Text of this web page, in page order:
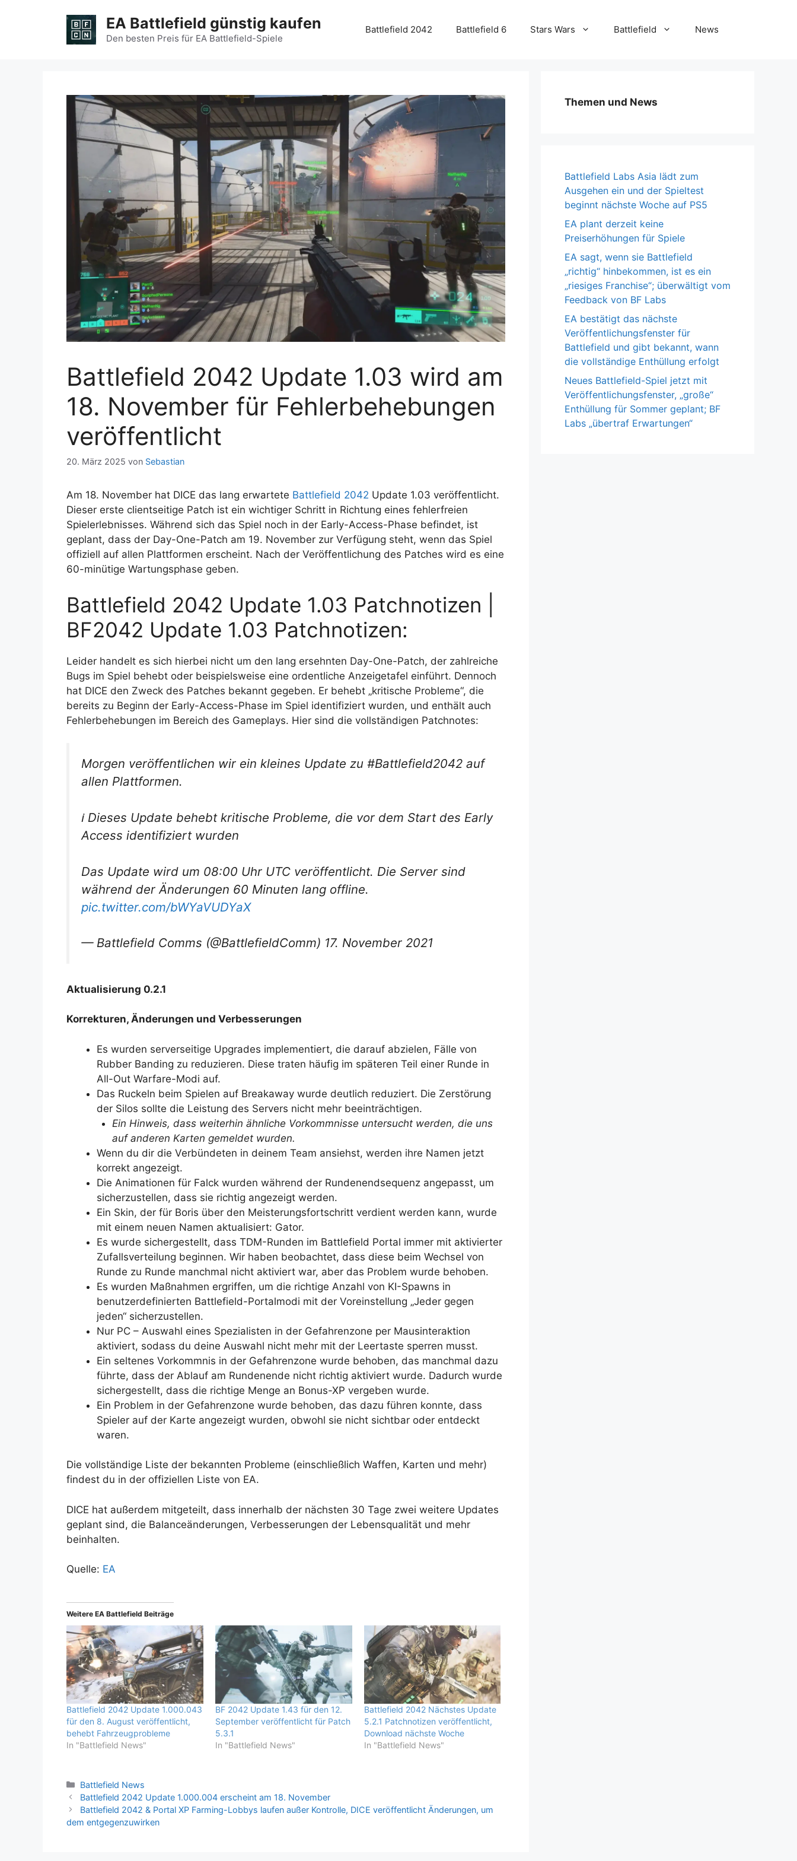
EA Battlefield günstig kaufen
Den besten Preis für EA Battlefield-Spiele
Battlefield 2042 Battlefield 6 Stars Wars Battlefield News
Battlefield 2042 Update 1.03 wird am
18. November für Fehlerbehebungen
veröffentlicht
20. März 2025 von Sebastian
Am 18. November hat DICE das lang erwartete Battlefield 2042 Update 1.03 veröffentlicht.
Dieser erste clientseitige Patch ist ein wichtiger Schritt in Richtung eines fehlerfreien
Spielerlebnisses. Während sich das Spiel noch in der Early-Access-Phase befindet, ist
geplant, dass der Day-One-Patch am 19. November zur Verfügung steht, wenn das Spiel
offiziell auf allen Plattformen erscheint. Nach der Veröffentlichung des Patches wird es eine
60-minütige Wartungsphase geben.
Battlefield 2042 Update 1.03 Patchnotizen |
BF2042 Update 1.03 Patchnotizen:
Leider handelt es sich hierbei nicht um den lang ersehnten Day-One-Patch, der zahlreiche
Bugs im Spiel behebt oder beispielsweise eine ordentliche Anzeigetafel einführt. Dennoch
hat DICE den Zweck des Patches bekannt gegeben. Er behebt „kritische Probleme“, die
bereits zu Beginn der Early-Access-Phase im Spiel identifiziert wurden, und enthält auch
Fehlerbehebungen im Bereich des Gameplays. Hier sind die vollständigen Patchnotes:
Morgen veröffentlichen wir ein kleines Update zu #Battlefield2042 auf
allen Plattformen.
ℹ️ Dieses Update behebt kritische Probleme, die vor dem Start des Early
Access identifiziert wurden
Das Update wird um 08:00 Uhr UTC veröffentlicht. Die Server sind
während der Änderungen 60 Minuten lang offline.
pic.twitter.com/bWYaVUDYaX
— Battlefield Comms (@BattlefieldComm) 17. November 2021
Aktualisierung 0.2.1
Korrekturen, Änderungen und Verbesserungen
Es wurden serverseitige Upgrades implementiert, die darauf abzielen, Fälle von
Rubber Banding zu reduzieren. Diese traten häufig im späteren Teil einer Runde in
All-Out Warfare-Modi auf.
Das Ruckeln beim Spielen auf Breakaway wurde deutlich reduziert. Die Zerstörung
der Silos sollte die Leistung des Servers nicht mehr beeinträchtigen.
Ein Hinweis, dass weiterhin ähnliche Vorkommnisse untersucht werden, die uns
auf anderen Karten gemeldet wurden.
Wenn du dir die Verbündeten in deinem Team ansiehst, werden ihre Namen jetzt
korrekt angezeigt.
Die Animationen für Falck wurden während der Rundenendsequenz angepasst, um
sicherzustellen, dass sie richtig angezeigt werden.
Ein Skin, der für Boris über den Meisterungsfortschritt verdient werden kann, wurde
mit einem neuen Namen aktualisiert: Gator.
Es wurde sichergestellt, dass TDM-Runden im Battlefield Portal immer mit aktivierter
Zufallsverteilung beginnen. Wir haben beobachtet, dass diese beim Wechsel von
Runde zu Runde manchmal nicht aktiviert war, aber das Problem wurde behoben.
Es wurden Maßnahmen ergriffen, um die richtige Anzahl von KI-Spawns in
benutzerdefinierten Battlefield-Portalmodi mit der Voreinstellung „Jeder gegen
jeden“ sicherzustellen.
Nur PC – Auswahl eines Spezialisten in der Gefahrenzone per Mausinteraktion
aktiviert, sodass du deine Auswahl nicht mehr mit der Leertaste sperren musst.
Ein seltenes Vorkommnis in der Gefahrenzone wurde behoben, das manchmal dazu
führte, dass der Ablauf am Rundenende nicht richtig aktiviert wurde. Dadurch wurde
sichergestellt, dass die richtige Menge an Bonus-XP vergeben wurde.
Ein Problem in der Gefahrenzone wurde behoben, das dazu führen konnte, dass
Spieler auf der Karte angezeigt wurden, obwohl sie nicht sichtbar oder entdeckt
waren.
Die vollständige Liste der bekannten Probleme (einschließlich Waffen, Karten und mehr)
findest du in der offiziellen Liste von EA.
DICE hat außerdem mitgeteilt, dass innerhalb der nächsten 30 Tage zwei weitere Updates
geplant sind, die Balanceänderungen, Verbesserungen der Lebensqualität und mehr
beinhalten.
Quelle: EA
Weitere EA Battlefield Beiträge
Battlefield 2042 Update 1.000.043
für den 8. August veröffentlicht,
behebt Fahrzeugprobleme
In "Battlefield News"
BF 2042 Update 1.43 für den 12.
September veröffentlicht für Patch
5.3.1
In "Battlefield News"
Battlefield 2042 Nächstes Update
5.2.1 Patchnotizen veröffentlicht,
Download nächste Woche
In "Battlefield News"
Kategorien
Battlefield News
Battlefield 2042 Update 1.000.004 erscheint am 18. November
Battlefield 2042 & Portal XP Farming-Lobbys laufen außer Kontrolle, DICE veröffentlicht Änderungen, um
dem entgegenzuwirken
Themen und News
Battlefield Labs Asia lädt zum
Ausgehen ein und der Spieltest
beginnt nächste Woche auf PS5
EA plant derzeit keine
Preiserhöhungen für Spiele
EA sagt, wenn sie Battlefield
„richtig“ hinbekommen, ist es ein
„riesiges Franchise“; überwältigt vom
Feedback von BF Labs
EA bestätigt das nächste
Veröffentlichungsfenster für
Battlefield und gibt bekannt, wann
die vollständige Enthüllung erfolgt
Neues Battlefield-Spiel jetzt mit
Veröffentlichungsfenster, „große“
Enthüllung für Sommer geplant; BF
Labs „übertraf Erwartungen“